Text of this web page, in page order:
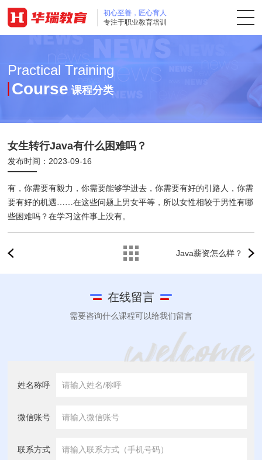
初心至善，匠心育人
专注于职业教育培训
Practical Training
Course 课程分类
女生转行Java有什么困难吗？
发布时间：2023-09-16
有，你需要有毅力，你需要能够学进去，你需要有好的引路人，你需
要有好的机遇……在这些问题上男女平等，所以女性相较于男性有哪
些困难吗？在学习这件事上没有。
Java薪资怎么样？
在线留言
需要咨询什么课程可以给我们留言
姓名称呼
微信账号
联系方式